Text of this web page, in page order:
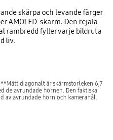
skärpa och levande färger
AMOLED-skärm. Den rejäla
rambredd fyller varje bildruta
liv.
diagonalt är skärmstorleken 6,7
de avrundade hörnen. Den faktiska
av avrundade hörn och kamerahål.